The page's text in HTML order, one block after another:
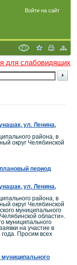
Войти на сайт
для слабовидящих
ул. Ленина,
района, в
округ Челябинской
период
ул. Ленина,
района, в
округ Челябинской
муниципального
области».
муниципального
на участие в
Просим всех